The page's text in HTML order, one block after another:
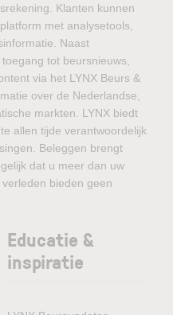
Klanten kunnen
met analysetools,
Naast
tot beursnieuws,
via het LYNX Beurs &
over de Nederlandse,
markten. LYNX biedt
allen tijde verantwoordelijk
Beleggen brengt
dat u meer dan uw
bieden geen
Educatie &
inspiratie